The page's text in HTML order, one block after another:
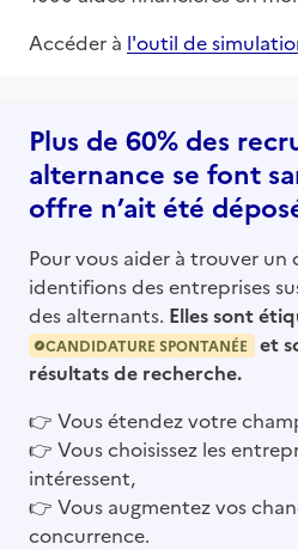
Accéder à l'outil de
Plus de 60% des
alternance se font
offre n’ait été
Pour vous aider à trouver un
identifions des entreprises
des alternants. Elles sont
CANDIDATURE SPONTANÉE
et
résultats de recherche.
👉 Vous étendez votre
👉 Vous choisissez les
intéressent,
👉 Vous augmentez vos
concurrence.